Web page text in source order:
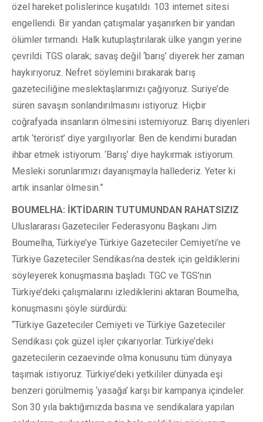
özel hareket polislerince kuşatıldı. 103 internet sitesi
engellendi. Bir yandan çatışmalar yaşanırken bir yandan
ölümler tırmandı. Halk kutuplaştırılarak ülke yangın yerine
çevrildi. TGS olarak; savaş değil ‘barış’ diyerek her zaman
haykırıyoruz. Nefret söylemini bırakarak barış
gazeteciliğine meslektaşlarımızı çağıyoruz. Suriye’de
süren savaşın sonlandırılmasını istiyoruz. Hiçbir
coğrafyada insanların ölmesini istemiyoruz. Barış diyenleri
artık ‘terörist’ diye yargılıyorlar. Ben de kendimi buradan
ihbar etmek istiyorum. ‘Barış’ diye haykırmak istiyorum.
Mesleki sorunlarımızı dayanışmayla hallederiz. Yeter ki
artık insanlar ölmesin.”
BOUMELHA: İKTİDARIN TUTUMUNDAN RAHATSIZIZ
Uluslararası Gazeteciler Federasyonu Başkanı Jim
Boumelha, Türkiye’ye Türkiye Gazeteciler Cemiyeti’ne ve
Türkiye Gazeteciler Sendikası’na destek için geldiklerini
söyleyerek konuşmasına başladı. TGC ve TGS’nin
Türkiye’deki çalışmalarını izlediklerini aktaran Boumelha,
konuşmasını şöyle sürdürdü:
“Türkiye Gazeteciler Cemiyeti ve Türkiye Gazeteciler
Sendikası çok güzel işler çıkarıyorlar. Türkiye’deki
gazetecilerin cezaevinde olma konusunu tüm dünyaya
taşımak istiyoruz. Türkiye’deki yetkililer dünyada eşi
benzeri görülmemiş ‘yasağa’ karşı bir kampanya içindeler.
Son 30 yıla baktığımızda basına ve sendikalara yapılan